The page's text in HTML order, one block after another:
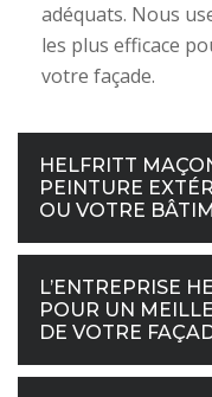
adéquats. Nous
les plus efficace
votre façade.
HELFRITT
PEINTURE
OU VOTRE
L’ENTREPRISE
POUR UN
DE VOTRE